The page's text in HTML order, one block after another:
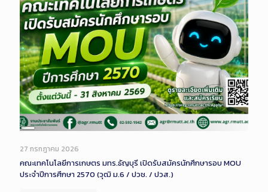
Long
Description
27 กรกฎาคม 2026
คณะเทคโนโลยีการเกษตร มทร.ธัญบุรี เปิดรับสมัครนักศึกษารอบ MOU
ประจำปีการศึกษา 2570 (วุฒิ ม.6 / ปวช. / ปวส.)